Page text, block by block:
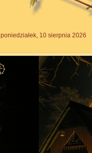
poniedziałek, 10 sierpnia 2026